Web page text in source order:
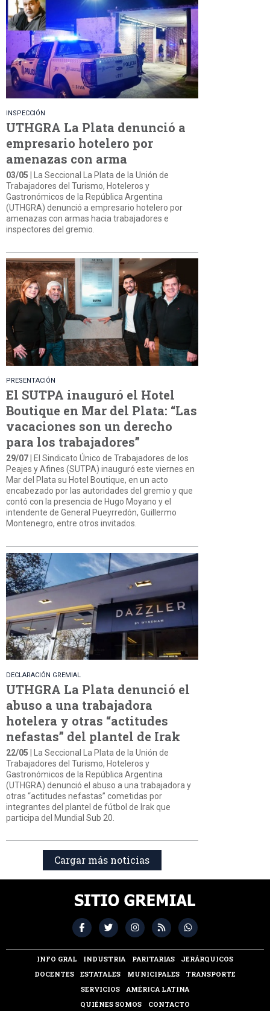
INSPECCIÓN
UTHGRA La Plata denunció a
empresario hotelero por
amenazas con arma
03/05 | La Seccional La Plata de la Unión de
Trabajadores del Turismo, Hoteleros y
Gastronómicos de la República Argentina
(UTHGRA) denunció a empresario hotelero por
amenazas con armas hacia trabajadores e
inspectores del gremio.
PRESENTACIÓN
El SUTPA inauguró el Hotel
Boutique en Mar del Plata: “Las
vacaciones son un derecho
para los trabajadores”
29/07 | El Sindicato Único de Trabajadores de los
Peajes y Afines (SUTPA) inauguró este viernes en
Mar del Plata su Hotel Boutique, en un acto
encabezado por las autoridades del gremio y que
contó con la presencia de Hugo Moyano y el
intendente de General Pueyrredón, Guillermo
Montenegro, entre otros invitados.
DECLARACIÓN GREMIAL
UTHGRA La Plata denunció el
abuso a una trabajadora
hotelera y otras “actitudes
nefastas” del plantel de Irak
22/05 | La Seccional La Plata de la Unión de
Trabajadores del Turismo, Hoteleros y
Gastronómicos de la República Argentina
(UTHGRA) denunció el abuso a una trabajadora y
otras “actitudes nefastas” cometidas por
integrantes del plantel de fútbol de Irak que
participa del Mundial Sub 20.
Cargar más noticias
INFO GRAL INDUSTRIA PARITARIAS
JERÁRQUICOS
DOCENTES
ESTATALES MUNICIPALES
TRANSPORTE
SERVICIOS
AMÉRICA LATINA
QUIÉNES SOMOS
CONTACTO